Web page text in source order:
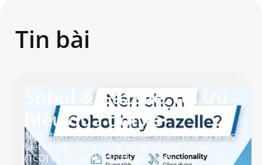
Tin bài
Sobol & Gazelle: tối ưu
hiệu quả đội xe
Nên chọn Sobol hay Gazelle? Khám phá sự khác
biệt về sức chứa, công năng, chi phí sở hữu
(TCO) và mô hình vận tải phù hợp.